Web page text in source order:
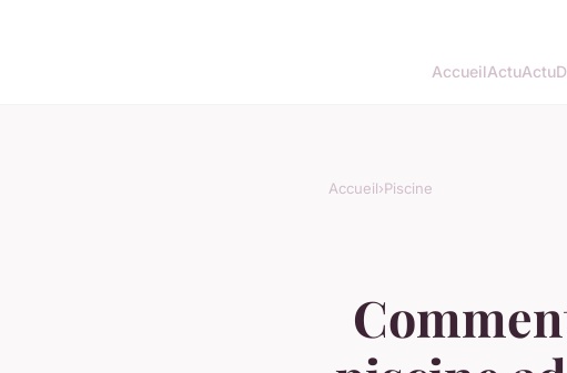
AccueilActuActu
Accueil›Piscine